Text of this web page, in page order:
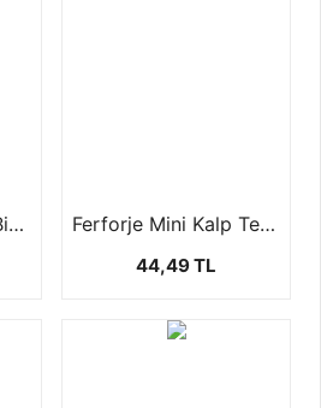
Ferforje Mini Tüllü Bisiklet (1 Paket - 10 Adet Ferforje Mini Kalp Temalı Araba ( 1 Paket - 10 Adet)
44,49 TL